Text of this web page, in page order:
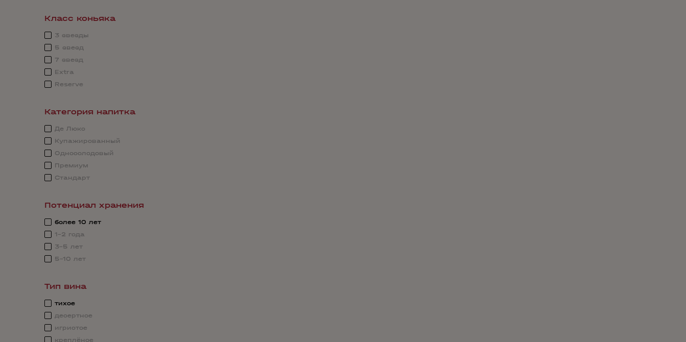
Класс коньяка
3 звезды
5 звезд
7 звезд
Extra
Reserve
Категория напитка
Де Люкс
Купажированный
Односолодовый
Премиум
Стандарт
Потенциал хранения
более 10 лет
1-2 года
3-5 лет
5-10 лет
Тип вина
тихое
десертное
игристое
креплёное